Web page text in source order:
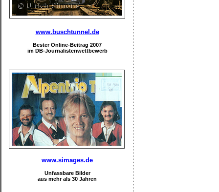
www.buschtunnel.de
Bester Online-Beitrag 2007
im DB-Journalistenwettbewerb
www.simages.de
Unfassbare Bilder
aus mehr als 30 Jahren